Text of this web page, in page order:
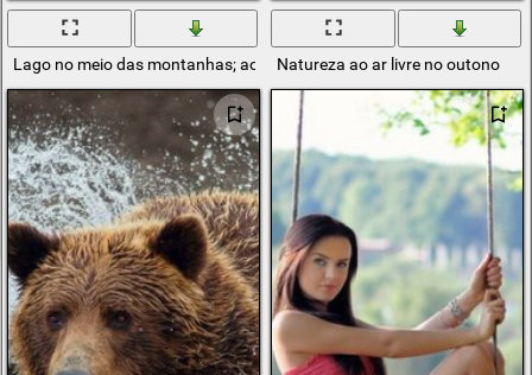
Lago no meio das montanhas; ao ar livre flui o reflexo do passado dos
Natureza ao ar livre no outono